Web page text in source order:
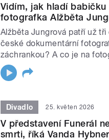
Vidím, jak hladí
fotografka Alžběta
Alžběta Jungrová patří už
české dokumentární
záchrankou? A co je na
Divadlo 25. květen 2026
V představení Funerál
smrti, říká Vanda